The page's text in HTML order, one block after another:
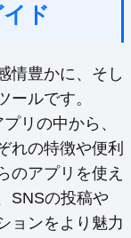
ド
情豊かに、そし
ールです。
リの中から、
れの特徴や便利
のアプリを使え
SNSの投稿や
ョンをより魅力